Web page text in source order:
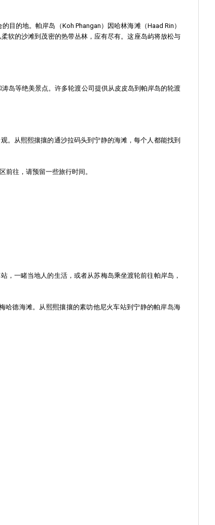
的地。帕岸岛（Koh Phangan）因哈林海滩（Haad Rin）
软的沙滩到茂密的热带丛林，应有尽有。这座岛屿将放松与
岛等绝美景点。许多轮渡公司提供从皮皮岛到帕岸岛的轮渡
。从熙熙攘攘的通沙拉码头到宁静的海滩，每个人都能找到
往，请预留一些旅行时间。
，一睹当地人的生活，或者从苏梅岛乘坐渡轮前往帕岸岛，
哈德海滩。从熙熙攘攘的素叻他尼火车站到宁静的帕岸岛海